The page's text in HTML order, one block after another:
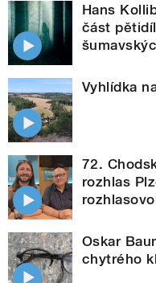
Hans
část
Vyhlídka
72.
rozhlas
Oskar
chytrého